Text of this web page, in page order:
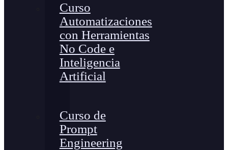
Curso
Automatizaciones
con Herramientas
No Code e
Inteligencia
Artificial
Curso de
Prompt
Engineering